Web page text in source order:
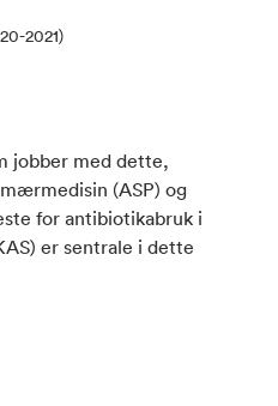
2021)
jobber med dette,
(ASP) og
for antibiotikabruk i
er sentrale i dette